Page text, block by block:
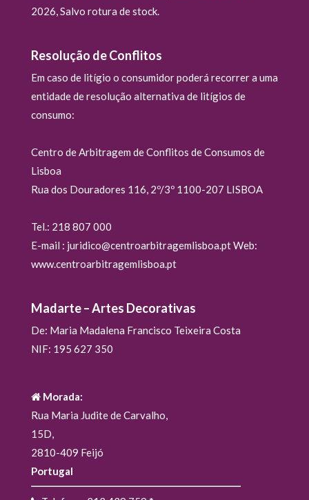
2026, Salvo rotura de stock.
Resolução de Conflitos
Em caso de litígio o consumidor poderá recorrer a uma
entidade de resolução alternativa de litígios de
consumo:
Centro de Arbitragem de Conflitos de Consumos de
Lisboa
Rua dos Douradores 116, 2º/3º 1100-207 LISBOA
Tel.: 218 807 000
E-mail : juridico@centroarbitragemlisboa.pt Web:
www.centroarbitragemlisboa.pt
Madarte – Artes Decorativas
De: Maria Madalena Francisco Teixeira Costa
NIF: 195 627 350
Morada:
Rua Maria Judite de Carvalho,
15D,
2810-409 Feijó
Portugal